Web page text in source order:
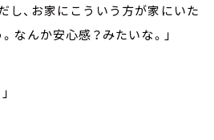
し、お家にこういう方が家にいた
なんか安心感？みたいな。」